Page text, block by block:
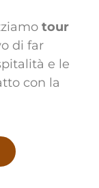
tour
di far
e le
con la